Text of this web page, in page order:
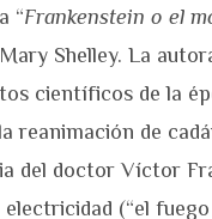
“Frankenstein o el
Shelley. La
científicos de la
reanimación de
del doctor Víctor
(“el fuego